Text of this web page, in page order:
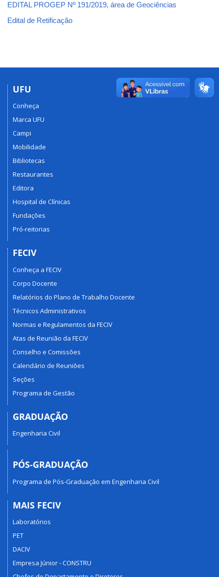
EDITAL PROGEP Nº 191/2019, área de Geociências
Edital de Retificação
UFU
Conheça
Marca UFU
Campi
Mobilidade
Bibliotecas
Restaurantes
Editora
Hospital de Clínicas
Fundações
Pró-reitorias
FECIV
Conheça a FECIV
Corpo Docente
Relatórios do Plano de Trabalho Docente
Técnicos Administrativos
Normas e Regulamentos da FECIV
Atas de Reunião da FECIV
Conselho e Comissões
Calendário de Reuniões
Seções
Programa de Gestão
GRADUAÇÃO
Engenharia Civil
PÓS-GRADUAÇÃO
Programa de Pós-Graduação em Engenharia Civil
MAIS FECIV
Laboratórios
PET
DACIV
Empresa Júnior - CONSTRU